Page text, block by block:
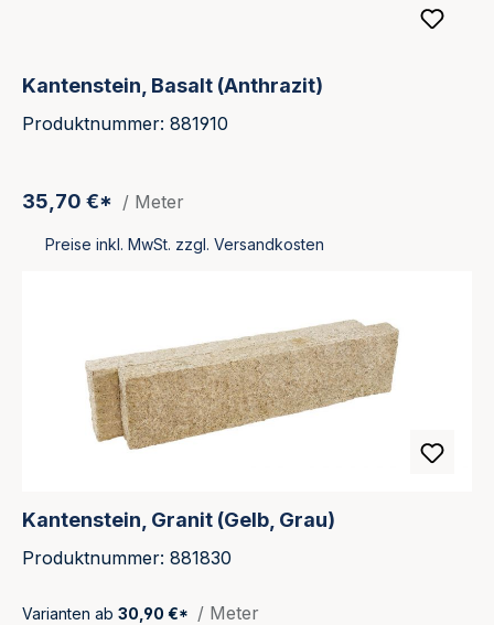
Kantenstein, Basalt (Anthrazit)
Produktnummer: 881910
35,70 €* / Meter
Preise inkl. MwSt. zzgl. Versandkosten
Kantenstein, Granit (Gelb, Grau)
Produktnummer: 881830
Varianten ab 30,90 €* / Meter